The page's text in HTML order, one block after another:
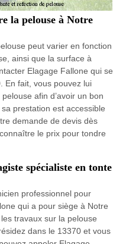
la pelouse à Notre
peut varier en fonction
ainsi que la surface à
Elagage Fallone qui se
En fait, vous pouvez lui
afin d’avoir un bon
prestation est accessible
demande de devis dès
le prix pour tondre
spécialiste en tonte
professionnel pour
qui a pour siège à Notre
travaux sur la pelouse
dans le 13370 et vous